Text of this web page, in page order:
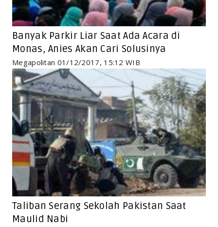
Banyak Parkir Liar Saat Ada Acara di
Monas, Anies Akan Cari Solusinya
Megapolitan 01/12/2017, 15:12 WIB
Taliban Serang Sekolah Pakistan Saat
Maulid Nabi